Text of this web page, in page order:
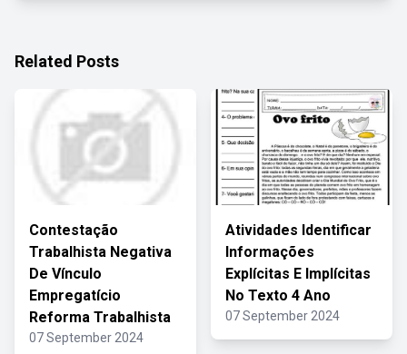
Related Posts
Contestação
Trabalhista Negativa
De Vínculo
Empregatício
Reforma Trabalhista
07 September 2024
Atividades Identificar
Informações
Explícitas E Implícitas
No Texto 4 Ano
07 September 2024